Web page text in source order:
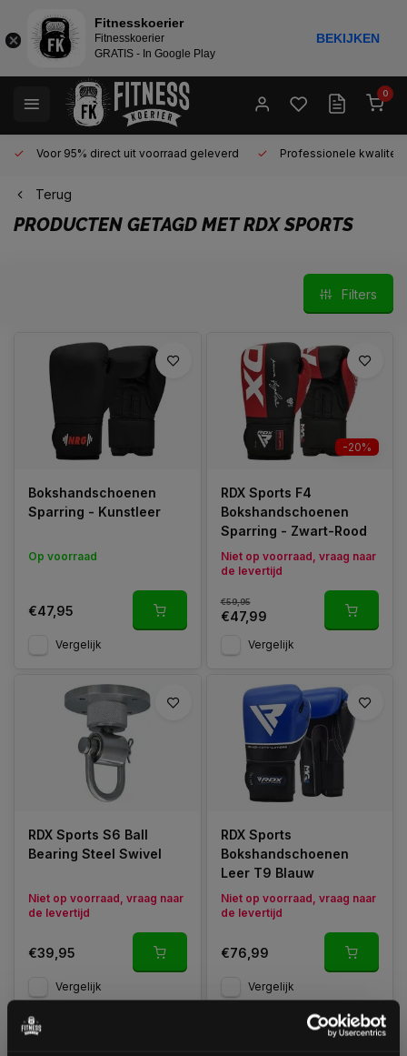
0
Voor 95% direct uit voorraad geleverd Professionele kwaliteit
Terug
PRODUCTEN GETAGD MET RDX SPORTS
Filters
Bokshandschoenen
Sparring - Kunstleer
Op voorraad
€47,95
Vergelijk
-20%
RDX Sports F4
Bokshandschoenen
Sparring - Zwart-Rood
Niet op voorraad, vraag naar
de levertijd
€59,95
€47,99
Vergelijk
RDX Sports S6 Ball
Bearing Steel Swivel
Niet op voorraad, vraag naar
de levertijd
€39,95
Vergelijk
RDX Sports
Bokshandschoenen
Leer T9 Blauw
Niet op voorraad, vraag naar
de levertijd
€76,99
Vergelijk
Fitnesskoerier
Fitnesskoerier
GRATIS - In Google Play
BEKIJKEN